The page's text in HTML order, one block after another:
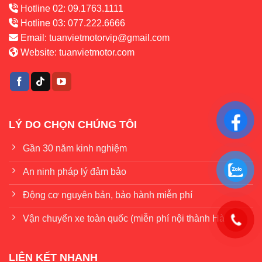
Hotline 02: 09.1763.1111
Hotline 03: 077.222.6666
Email: tuanvietmotorvip@gmail.com
Website: tuanvietmotor.com
LÝ DO CHỌN CHÚNG TÔI
Gần 30 năm kinh nghiệm
An ninh pháp lý đảm bảo
Động cơ nguyên bản, bảo hành miễn phí
Vận chuyển xe toàn quốc (miễn phí nội thành Hà Nội)
LIÊN KẾT NHANH